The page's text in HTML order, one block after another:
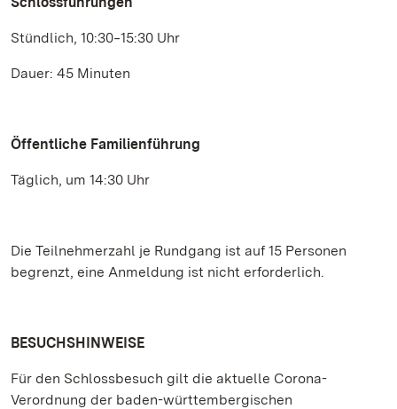
Stündlich, 10:30‒15:30 Uhr
Dauer: 45 Minuten
Öffentliche Familienführung
Täglich, um 14:30 Uhr
Die Teilnehmerzahl je Rundgang ist auf 15 Personen
begrenzt, eine Anmeldung ist nicht erforderlich.
BESUCHSHINWEISE
Für den Schlossbesuch gilt die aktuelle Corona-
Verordnung der baden-württembergischen